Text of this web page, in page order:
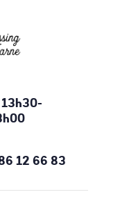
12 66 83